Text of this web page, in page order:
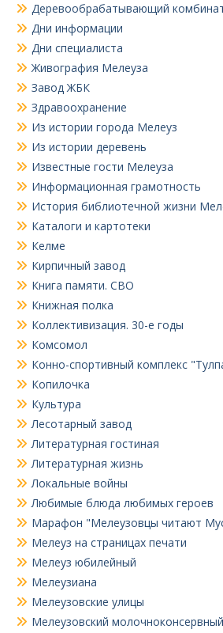
Деревообрабатывающий
Дни информации
Дни специалиста
Живография Мелеуза
Завод ЖБК
Здравоохранение
Из истории города Мелеуз
Из истории деревень
Известные гости Мелеуза
Информационная грамотность
История библиотечной жизни
Каталоги и картотеки
Келме
Кирпичный завод
Книга памяти. СВО
Книжная полка
Коллективизация. 30-е годы
Комсомол
Конно-спортивный комплекс
Копилочка
Культура
Лесотарный завод
Литературная гостиная
Литературная жизнь
Локальные войны
Любимые блюда любимых героев
Марафон "Мелеузовцы читают
Мелеуз на страницах печати
Мелеуз юбилейный
Мелеузиана
Мелеузовские улицы
Мелеузовский